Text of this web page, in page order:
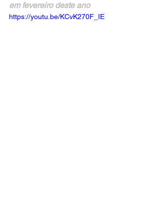
em fevereiro deste ano
https://youtu.be/KCvK270F_IE